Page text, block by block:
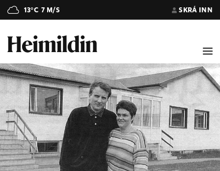
13°C 7 M/S SKRÁ INN